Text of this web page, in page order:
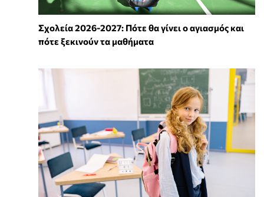
Σχολεία 2026-2027: Πότε θα γίνει ο αγιασμός και
πότε ξεκινούν τα μαθήματα